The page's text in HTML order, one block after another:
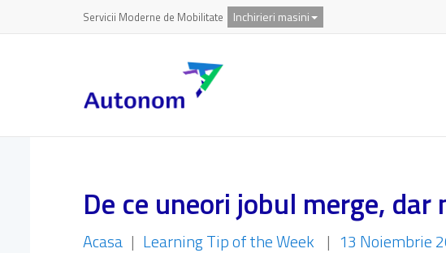
Servicii Moderne de Mobilitate Inchirieri masini
De ce uneori jobul merge,
Acasa | Learning Tip of the Week | 13 Noiembrie